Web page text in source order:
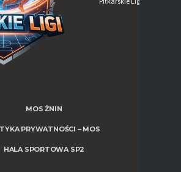
MOS ŻNIN
PRYWATNOŚCI – MOS
HALA SPORTOWA SP2